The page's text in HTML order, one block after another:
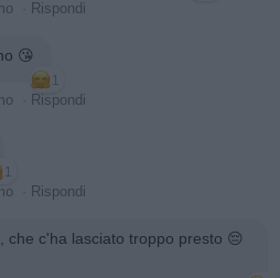
Rispondi
😘
1
Rispondi
1
Rispondi
che c'ha lasciato troppo presto 😔